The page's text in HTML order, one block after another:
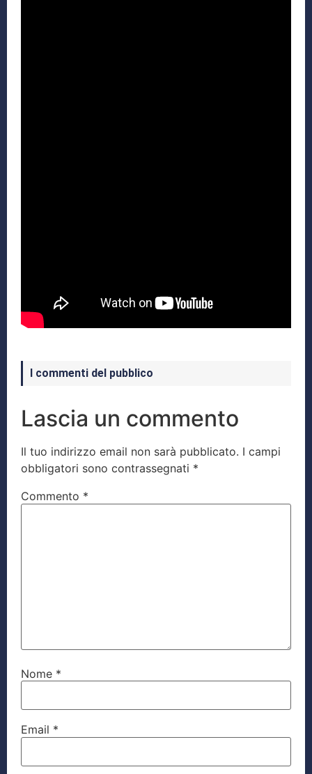
I commenti del pubblico
Lascia un commento
Il tuo indirizzo email non sarà pubblicato. I campi
obbligatori sono contrassegnati *
Commento *
Nome *
Email *